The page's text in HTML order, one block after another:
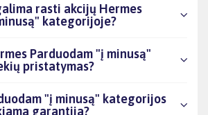
rasti akcijų Hermes
kategorijoje?
Parduodam "į minusą"
pristatymas?
"į minusą" kategorijos
garantija?